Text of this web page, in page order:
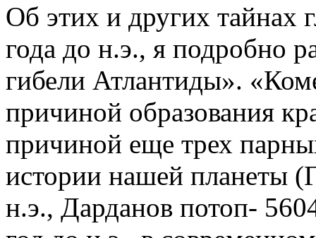
Об этих и других тайнах
года до н.э., я подробно
гибели Атлантиды».
причиной образования
причиной еще трех
истории нашей планеты
н.э., Дарданов потоп-